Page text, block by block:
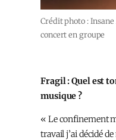
Crédit photo :
concert en groupe
Fragil : Quel est
musique ?
« Le confinement
travail j’ai décidé